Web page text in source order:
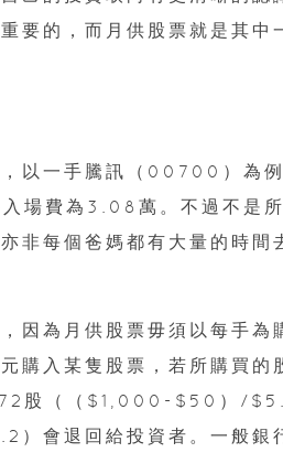
要的，而月供股票就是其中
以一手騰訊（00700）為
場費為3.08萬。不過不是
非每個爸媽都有大量的時間
因為月供股票毋須以每手為
購入某隻股票，若所購買的
股（（$1,000-$50）/
會退回給投資者。一般銀